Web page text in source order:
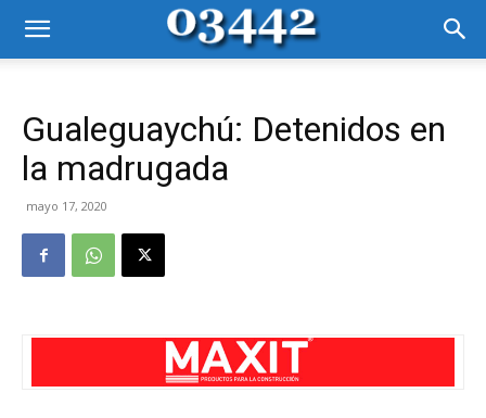
Gualeguaychú: Detenidos en
la madrugada
mayo 17, 2020